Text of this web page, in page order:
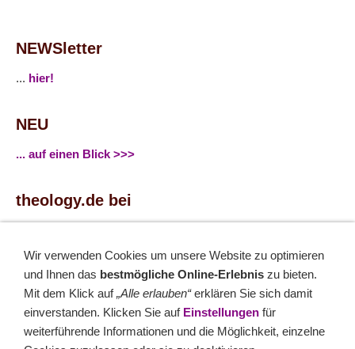
NEWSletter
... hier!
NEU
... auf einen Blick >>>
theology.de bei
... Twitter
Monatsrätsel
Rätseln & Gewinnen!
Wir verwenden Cookies um unsere Website zu optimieren
und Ihnen das bestmögliche Online-Erlebnis zu bieten.
Mit dem Klick auf„Alle erlauben“erklären Sie sich damit
einverstanden. Klicken Sie auf Einstellungen für
weiterführende Informationen und die Möglichkeit, einzelne